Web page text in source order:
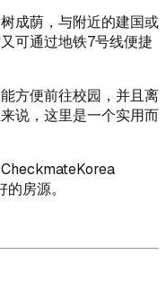
成荫，与附近的建国或
可通过地铁7号线便捷
方便前往校园，并且离
说，这里是一个实用而
房源。